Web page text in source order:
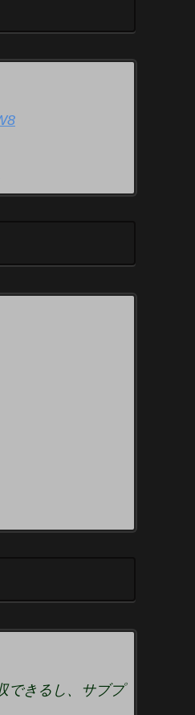
できるし、サブプ